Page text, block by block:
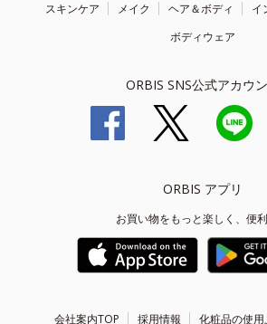
スキンケア メイク ヘア＆ボディ
イ
ボディウェア
ORBIS SNS公式アカウ
ORBIS アプリ
お買い物をもっと楽しく、便利
会社案内TOP 採用情報 化粧品の使